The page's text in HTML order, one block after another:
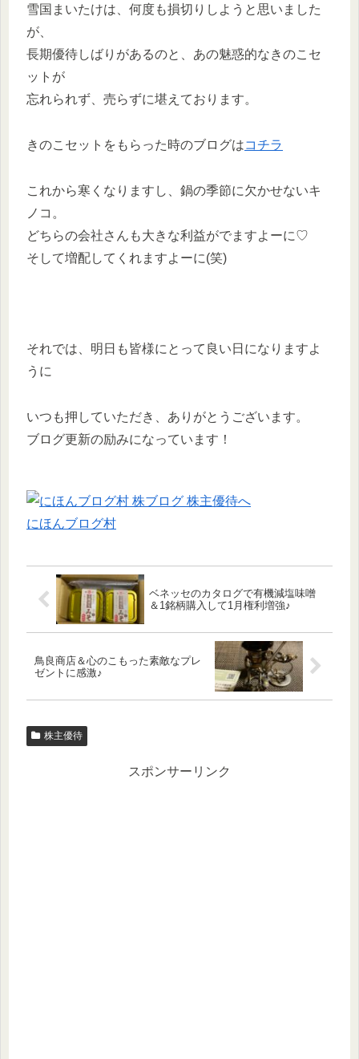
雪国まいたけは、何度も損切りしようと思いました
が、
長期優待しばりがあるのと、あの魅惑的なきのこセ
ットが
忘れられず、売らずに堪えております。
きのこセットをもらった時のブログはコチラ
これから寒くなりますし、鍋の季節に欠かせないキ
ノコ。
どちらの会社さんも大きな利益がでますよーに♡
そして増配してくれますよーに(笑)
それでは、明日も皆様にとって良い日になりますよ
うに
いつも押していただき、ありがとうございます。
ブログ更新の励みになっています！
にほんブログ村
ベネッセのカタログで有機減塩味噌
＆1銘柄購入して1月権利増強♪
鳥良商店＆心のこもった素敵なプレ
ゼントに感激♪
株主優待
スポンサーリンク